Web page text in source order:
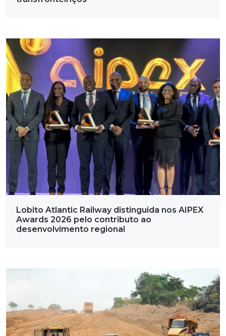
Lobito Atlantic Railway distinguida nos AIPEX
Awards 2026 pelo contributo ao
desenvolvimento regional